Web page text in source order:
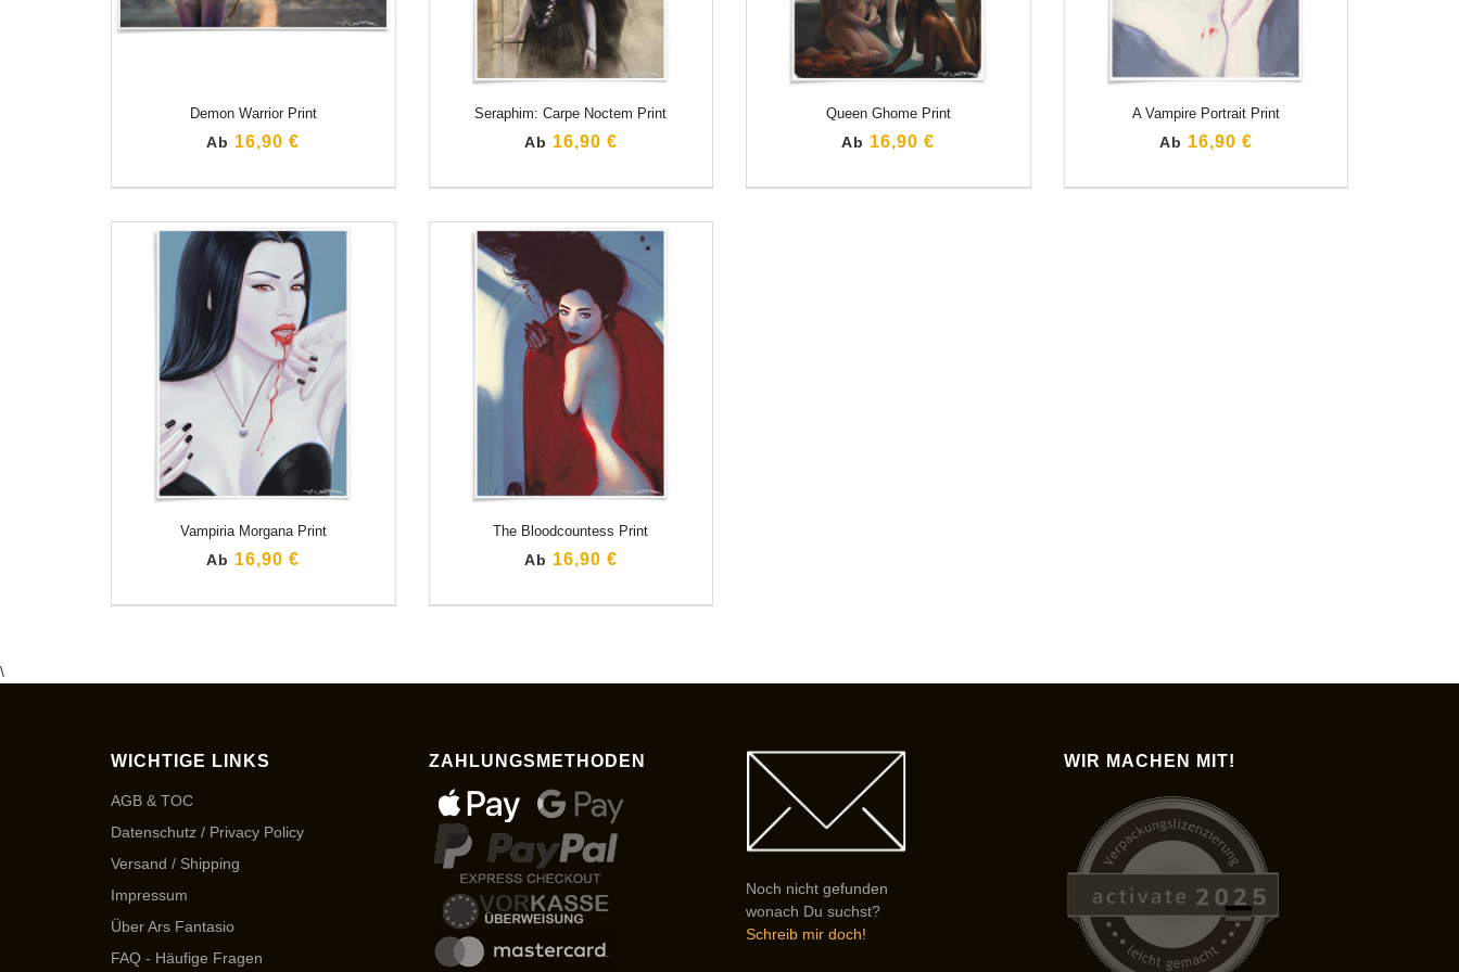
Demon Warrior Print
Ab 16,90 €
Seraphim: Carpe Noctem Print
Ab 16,90 €
Queen Ghome Print
Ab 16,90 €
A Vampire Portrait Print
Ab 16,90 €
Vampiria Morgana Print
Ab 16,90 €
The Bloodcountess Print
Ab 16,90 €
\
WICHTIGE LINKS
AGB & TOC
Datenschutz / Privacy Policy
Versand / Shipping
Impressum
Über Ars Fantasio
FAQ - Häufige Fragen
ZAHLUNGSMETHODEN
Noch nicht gefunden
wonach Du suchst?
Schreib mir doch!
WIR MACHEN MIT!